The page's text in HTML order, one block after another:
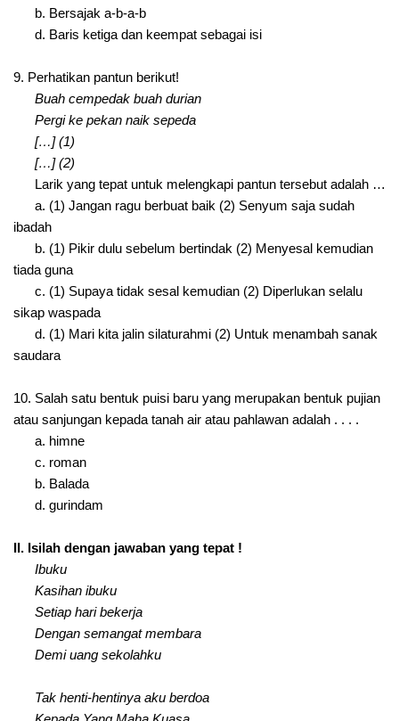
b. Bersajak a-b-a-b
d. Baris ketiga dan keempat sebagai isi
9. Perhatikan pantun berikut!
Buah cempedak buah durian
Pergi ke pekan naik sepeda
[…] (1)
[…] (2)
Larik yang tepat untuk melengkapi pantun tersebut adalah …
a. (1) Jangan ragu berbuat baik (2) Senyum saja sudah
ibadah
b. (1) Pikir dulu sebelum bertindak (2) Menyesal kemudian
tiada guna
c. (1) Supaya tidak sesal kemudian (2) Diperlukan selalu
sikap waspada
d. (1) Mari kita jalin silaturahmi (2) Untuk menambah sanak
saudara
10. Salah satu bentuk puisi baru yang merupakan bentuk pujian
atau sanjungan kepada tanah air atau pahlawan adalah . . . .
a. himne
c. roman
b. Balada
d. gurindam
II. Isilah dengan jawaban yang tepat !
Ibuku
Kasihan ibuku
Setiap hari bekerja
Dengan semangat membara
Demi uang sekolahku
Tak henti-hentinya aku berdoa